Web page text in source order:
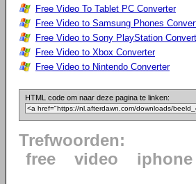
Free Video To Tablet PC Converter
Free Video to Samsung Phones
Free Video to Sony PlayStation
Free Video to Xbox Converter
Free Video to Nintendo Converter
HTML code om naar deze pagina te linken:
Trefwoorden:
free
video iphone